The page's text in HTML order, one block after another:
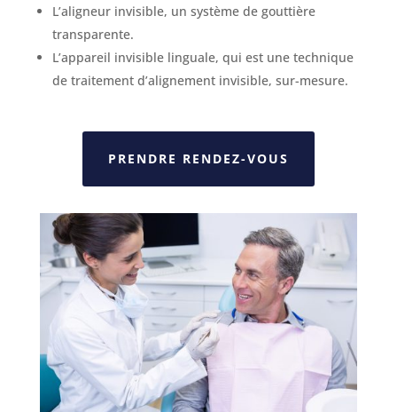
L’aligneur invisible, un système de gouttière
transparente.
L’appareil invisible linguale, qui est une technique
de traitement d’alignement invisible, sur-mesure.
PRENDRE RENDEZ-VOUS